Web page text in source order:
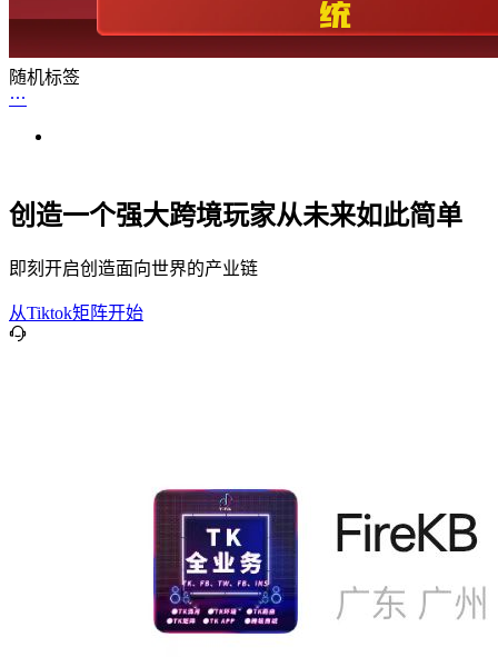
随机标签
创造一个强大跨境玩家从未来如此简单
即刻开启创造面向世界的产业链
从Tiktok矩阵开始